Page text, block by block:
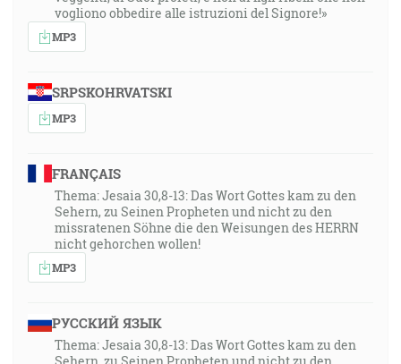
vogliono obbedire alle istruzioni del Signore!»
MP3
SRPSKOHRVATSKI
MP3
FRANÇAIS
Thema: Jesaia 30,8-13: Das Wort Gottes kam zu den
Sehern, zu Seinen Propheten und nicht zu den
missratenen Söhne die den Weisungen des HERRN
nicht gehorchen wollen!
MP3
РУССКИЙ ЯЗЫК
Thema: Jesaia 30,8-13: Das Wort Gottes kam zu den